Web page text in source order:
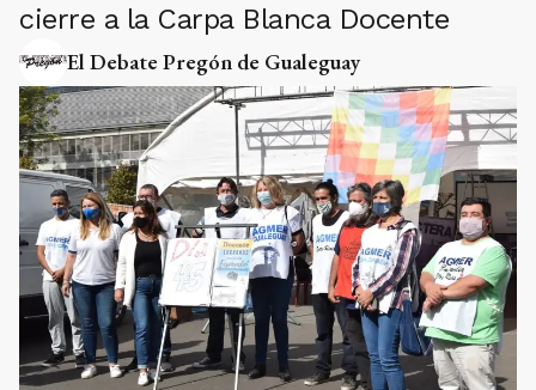
cierre a la Carpa Blanca Docente
El Debate Pregón de Gualeguay